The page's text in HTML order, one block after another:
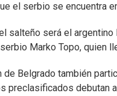
el serbio se encuentra
salteño será el
Marko Topo, quien
de Belgrado también
preclasificados debutan